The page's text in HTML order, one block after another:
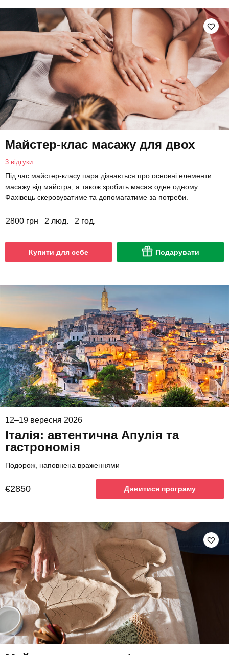
Майстер-клас масажу для двох
3 відгуки
Під час майстер-класу пара дізнається про основні елементи
масажу від майстра, а також зробить масаж одне одному.
Фахівець скеровуватиме та допомагатиме за потреби.
2800 грн 2 люд. 2 год.
Купити для себе Подарувати
12–19 вересня 2026
Італія: автентична Апулія та
гастрономія
Подорож, наповнена враженнями
€2850 Дивитися програму